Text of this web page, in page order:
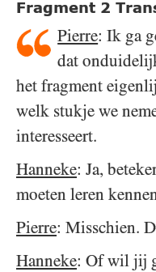
Fragment 2
Pierre: Ik ga
dat
het fragment
welk stukje we
interesseert.
Hanneke: Ja,
moeten leren
Pierre: Misschien.
Hanneke: Of wil jij